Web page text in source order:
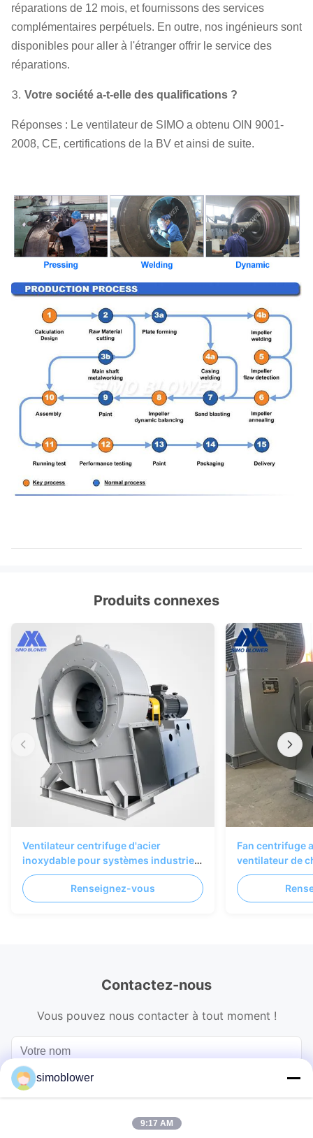
réparations de 12 mois, et fournissons des services
complémentaires perpétuels. En outre, nos ingénieurs sont
disponibles pour aller à l'étranger offrir le service des
réparations.
3. Votre société a-t-elle des qualifications ?
Réponses : Le ventilateur de SIMO a obtenu OIN 9001-
2008, CE, certifications de la BV et ainsi de suite.
Produits connexes
Ventilateur centrifuge d'acier
inoxydable pour systèmes industriels
de purification et de ventilation de
l'air
Renseignez-vous
Fan centrifuge
ventilateur de
d'acier
Contactez-nous
Vous pouvez nous contacter à tout moment !
simoblower
9:17 AM